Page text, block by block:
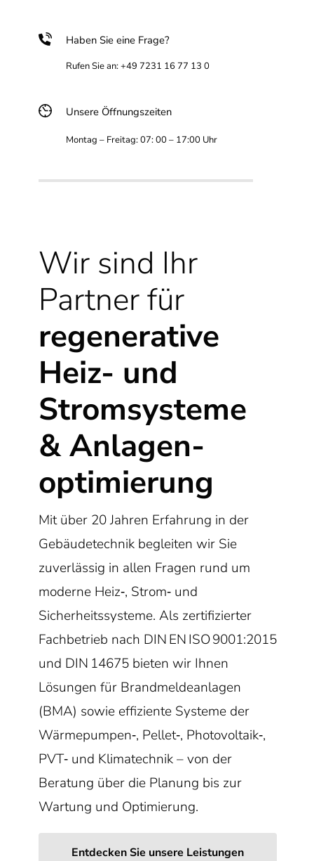
Haben Sie eine Frage?
Rufen Sie an: +49 7231 16 77 13 0
Unsere Öffnungszeiten
Montag – Freitag: 07: 00 – 17:00 Uhr
Wir sind Ihr
Partner für
regenerative
Heiz- und
Strom­systeme
& Anlagen­
optimierung
Mit über 20 Jahren Erfahrung in der
Gebäudetechnik begleiten wir Sie
zuverlässig in allen Fragen rund um
moderne Heiz‑, Strom‑ und
Sicherheitssysteme. Als zertifizierter
Fachbetrieb nach DIN EN ISO 9001:2015
und DIN 14675 bieten wir Ihnen
Lösungen für Brandmeldeanlagen
(BMA) sowie effiziente Systeme der
Wärmepumpen‑, Pellet‑, Photovoltaik‑,
PVT‑ und Klimatechnik – von der
Beratung über die Planung bis zur
Wartung und Optimierung.
Entdecken Sie unsere Leistungen